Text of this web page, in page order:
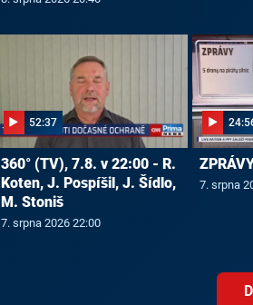
52:37
360° (TV), 7.8. v 22:00 - R.
Koten, J. Pospíšil, J. Šídlo,
M. Stoniš
7. srpna 2026 22:00
7. srpna